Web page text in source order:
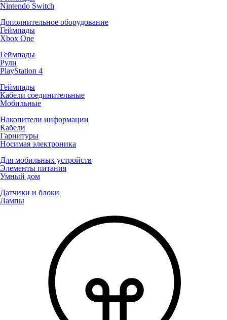
Nintendo Switch
Дополнительное оборудование
Геймпады
Xbox One
Геймпады
Рули
PlayStation 4
Геймпады
Кабели соединительные
Мобильные
Накопители информации
Кабели
Гарнитуры
Носимая электроника
Для мобильных устройств
Элементы питания
Умный дом
Датчики и блоки
Лампы